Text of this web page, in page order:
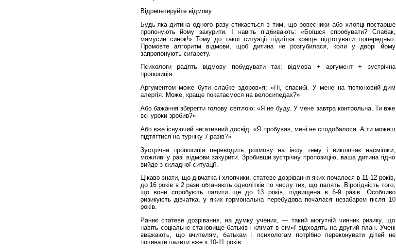
Відрепетируйте відмову
Будь-яка дитина одного разу стикається з тим, що ровесники або хлопці постарше
пропонують йому закурити. І навіть підбивають: «Боїшся спробувати? Слабак,
мамусин синок!» Тому до такої ситуації підлітка краще підготувати попередньо.
Промовте алгоритм відмови, щоб дитина не розгубилася, коли у дворі йому
запропонують сигарету.
Психологи радять відмову побудувати так: відмова + аргумент + зустрічна
пропозиція.
Аргументом може бути слабке здоров«я: «Ні, спасибі. У мене на тютюновий дим
алергія. Може, краще покатаємося на велосипедах?»
Або бажання зберегти голову світлою: «Я не бу­ду. У мене завтра контрольна. Ти вже
всі уроки зробив?»
Або вже існуючий негативний досвід: «Я пробував, мені не сподобалося. А ти можеш
підтягтися на турніку 7 разів?»
Зустрічна пропозиція переводить розмову на іншу тему і виключає насмішки,
можливі у разі відмови закурити. Зробивши зустрічну пропозицію, ваша дитина гідно
вийде з складної ситуації.
Цікаво знати, що дівчатка і хлопчики, статеве дозрівання яких почалося в 11-12 років,
до 16 років в 2 рази обганяють однолітків по числу тих, що палять. Вірогідність того,
що вони спробують палити ще до 13 років, підвищена в 6-9 разів. Особливо
ризикують дівчатка, у яких гормональна перебудова почалася незабаром після 10
років.
Раннє статеве дозрівання, на думку учених, — такий могутній чинник ризику, що
навіть соціальне становище батьків і клімат в сім«ї відходять на другий план. Учені
вважають, що вчителям, батькам і психологам потрібно переконувати дітей не
починати палити вже з 10-11 років.